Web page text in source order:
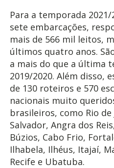
Para a temporada
sete embarcações,
mais de 566 mil leitos,
últimos quatro anos.
a mais do que a última
2019/2020. Além disso,
de 130 roteiros e 570
nacionais muito
brasileiros, como Rio de
Salvador, Angra dos
Búzios, Cabo Frio,
Ilhabela, Ilhéus, Itajaí,
Recife e Ubatuba.